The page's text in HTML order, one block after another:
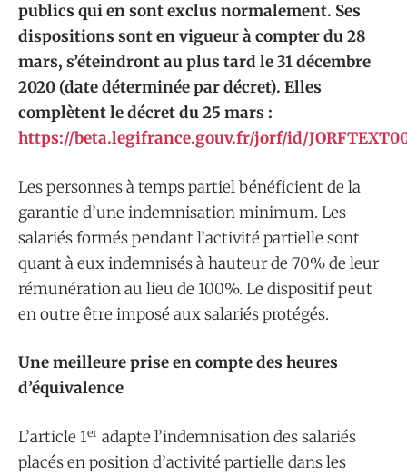
publics qui en sont exclus normalement. Ses
dispositions sont en vigueur à compter du 28
mars, s’éteindront au plus tard le 31 décembre
2020 (date déterminée par décret). Elles
complètent le décret du 25 mars :
https://beta.legifrance.gouv.fr/jorf/id/
Les personnes à temps partiel bénéficient de la
garantie d’une indemnisation minimum. Les
salariés formés pendant l’activité partielle sont
quant à eux indemnisés à hauteur de 70% de leur
rémunération au lieu de 100%. Le dispositif peut
en outre être imposé aux salariés protégés.
Une meilleure prise en compte des heures
d’équivalence
L’article 1er adapte l’indemnisation des salariés
placés en position d’activité partielle dans les